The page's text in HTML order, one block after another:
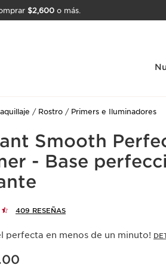
$2,600 o más.
Rostro Primers e Iluminadores
Smooth
- Base
409 RESEÑAS
perfecta en menos de un minuto!